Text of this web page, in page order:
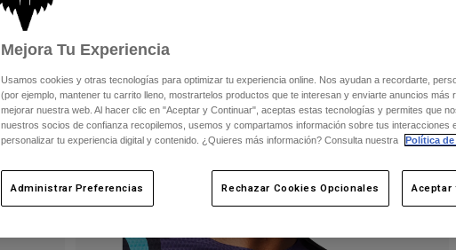
Mejora Tu Experiencia
Usamos cookies y otras tecnologías para optimizar tu experiencia online. Nos ayudan a recordarte,
(por ejemplo, mantener tu carrito lleno, mostrartelos productos que te interesan y enviarte anuncios más
mejorar nuestra web. Al hacer clic en "Aceptar y Continuar", aceptas estas tecnologías y permites que
nuestros socios de confianza recopilemos, usemos y compartamos información sobre tus interacciones
personalizar tu experiencia digital y contenido. ¿Quieres más información? Consulta nuestra
Política
Administrar Preferencias Rechazar Cookies Opcionales Aceptar